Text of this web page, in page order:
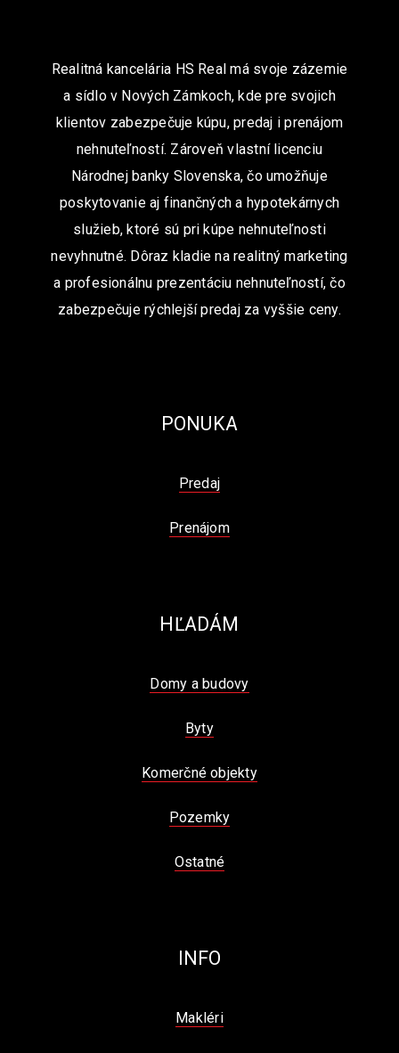
Realitná kancelária HS Real má svoje zázemie
a sídlo v Nových Zámkoch, kde pre svojich
klientov zabezpečuje kúpu, predaj i prenájom
nehnuteľností. Zároveň vlastní licenciu
Národnej banky Slovenska, čo umožňuje
poskytovanie aj finančných a hypotekárnych
služieb, ktoré sú pri kúpe nehnuteľnosti
nevyhnutné. Dôraz kladie na realitný marketing
a profesionálnu prezentáciu nehnuteľností, čo
zabezpečuje rýchlejší predaj za vyššie ceny.
PONUKA
Predaj
Prenájom
HĽADÁM
Domy a budovy
Byty
Komerčné objekty
Pozemky
Ostatné
INFO
Makléri